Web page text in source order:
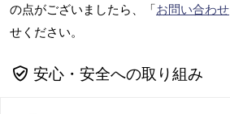
の点がございましたら、「お問い合わせ
せください。
安心・安全への取り組み